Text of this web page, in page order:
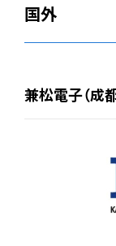
国外
兼松電子（成